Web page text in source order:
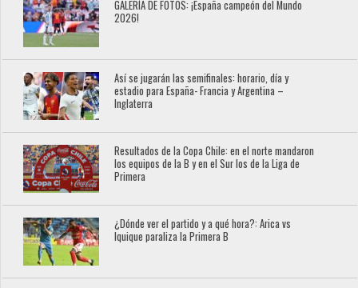
GALERÍA DE FOTOS: ¡España campeón del Mundo
2026!
Así se jugarán las semifinales: horario, día y
estadio para España- Francia y Argentina –
Inglaterra
Resultados de la Copa Chile: en el norte mandaron
los equipos de la B y en el Sur los de la Liga de
Primera
¿Dónde ver el partido y a qué hora?: Arica vs
Iquique paraliza la Primera B